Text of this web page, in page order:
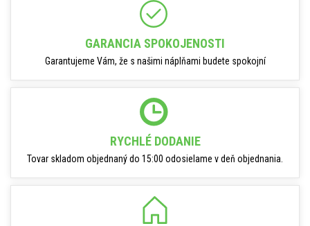
GARANCIA SPOKOJENOSTI
Garantujeme Vám, že s našimi náplňami budete spokojní
RYCHLÉ DODANIE
Tovar skladom objednaný do 15:00 odosielame v deň objednania.